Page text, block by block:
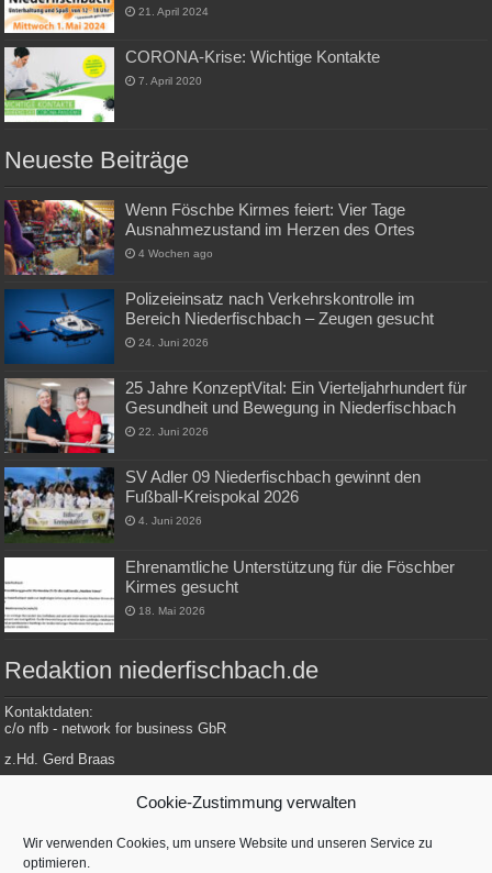
Cookie-Zustimmung verwalten
Wir verwenden Cookies, um unsere Website und unseren Service zu
optimieren.
21. April 2024
CORONA-Krise: Wichtige Kontakte
7. April 2020
Neueste Beiträge
Wenn Föschbe Kirmes feiert: Vier Tage
Ausnahmezustand im Herzen des Ortes
4 Wochen ago
Polizeieinsatz nach Verkehrskontrolle im
Bereich Niederfischbach – Zeugen gesucht
24. Juni 2026
25 Jahre KonzeptVital: Ein Vierteljahrhundert für
Gesundheit und Bewegung in Niederfischbach
22. Juni 2026
SV Adler 09 Niederfischbach gewinnt den
Fußball-Kreispokal 2026
4. Juni 2026
Ehrenamtliche Unterstützung für die Föschber
Kirmes gesucht
18. Mai 2026
Redaktion niederfischbach.de
Kontaktdaten:
c/o nfb - network for business GbR
z.Hd. Gerd Braas
Tel.: 0 27 34 / 479 112